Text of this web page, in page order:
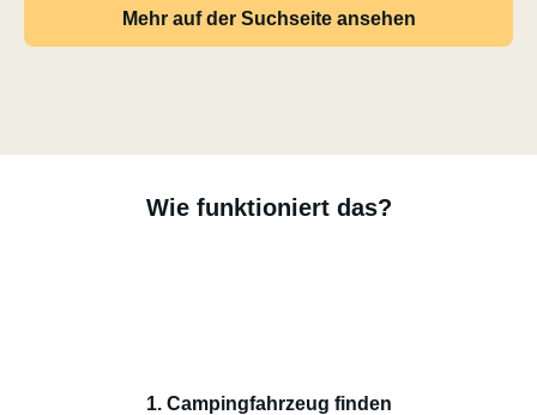
Mehr auf der Suchseite ansehen
Wie funktioniert das?
1. Campingfahrzeug finden